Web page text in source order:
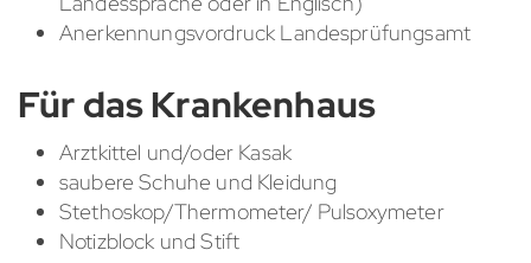
Anerkennungsvordruck Landesprüfungsamt
Für das Krankenhaus
Arztkittel und/oder Kasak
saubere Schuhe und Kleidung
Stethoskop/Thermometer/ Pulsoxymeter
Notizblock und Stift